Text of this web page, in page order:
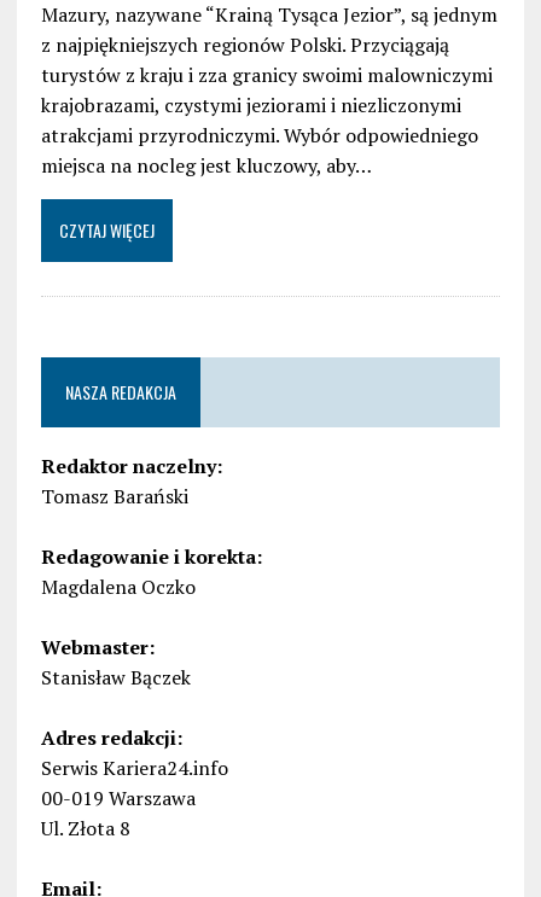
Mazury, nazywane “Krainą Tysąca Jezior”, są jednym
z najpiękniejszych regionów Polski. Przyciągają
turystów z kraju i zza granicy swoimi malowniczymi
krajobrazami, czystymi jeziorami i niezliczonymi
atrakcjami przyrodniczymi. Wybór odpowiedniego
miejsca na nocleg jest kluczowy, aby…
CZYTAJ WIĘCEJ
NASZA REDAKCJA
Redaktor naczelny:
Tomasz Barański
Redagowanie i korekta:
Magdalena Oczko
Webmaster:
Stanisław Bączek
Adres redakcji:
Serwis Kariera24.info
00-019 Warszawa
Ul. Złota 8
Email: